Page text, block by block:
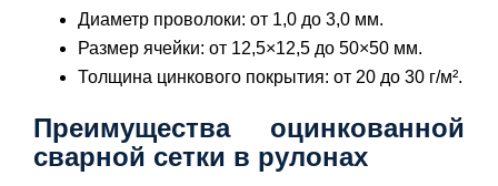
Диаметр проволоки: от 1,0 до 3,0 мм.
Размер ячейки: от 12,5×12,5 до 50×50 мм.
Толщина цинкового покрытия: от 20 до 30 г/м².
Преимущества оцинкованной
сварной сетки в рулонах